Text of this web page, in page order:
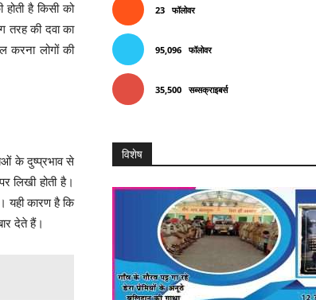
है किसी को
तरह की दवा का
करना लोगों की
के दुष्प्रभाव से
लिखी होती है।
यही कारण है कि
देते हैं।
23 फॉलोवर
95,096 फॉलोवर
35,500 सब्सक्राइबर्स
विशेष